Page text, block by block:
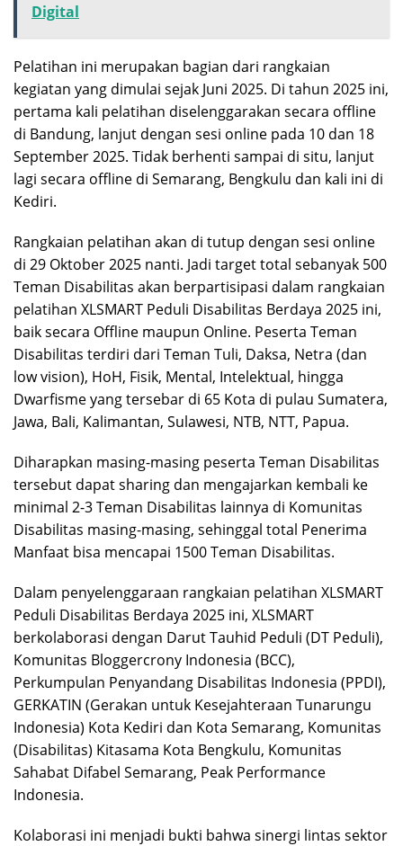
Digital
Pelatihan ini merupakan bagian dari rangkaian
kegiatan yang dimulai sejak Juni 2025. Di tahun 2025 ini,
pertama kali pelatihan diselenggarakan secara offline
di Bandung, lanjut dengan sesi online pada 10 dan 18
September 2025. Tidak berhenti sampai di situ, lanjut
lagi secara offline di Semarang, Bengkulu dan kali ini di
Kediri.
Rangkaian pelatihan akan di tutup dengan sesi online
di 29 Oktober 2025 nanti. Jadi target total sebanyak 500
Teman Disabilitas akan berpartisipasi dalam rangkaian
pelatihan XLSMART Peduli Disabilitas Berdaya 2025 ini,
baik secara Offline maupun Online. Peserta Teman
Disabilitas terdiri dari Teman Tuli, Daksa, Netra (dan
low vision), HoH, Fisik, Mental, Intelektual, hingga
Dwarfisme yang tersebar di 65 Kota di pulau Sumatera,
Jawa, Bali, Kalimantan, Sulawesi, NTB, NTT, Papua.
Diharapkan masing-masing peserta Teman Disabilitas
tersebut dapat sharing dan mengajarkan kembali ke
minimal 2-3 Teman Disabilitas lainnya di Komunitas
Disabilitas masing-masing, sehinggal total Penerima
Manfaat bisa mencapai 1500 Teman Disabilitas.
Dalam penyelenggaraan rangkaian pelatihan XLSMART
Peduli Disabilitas Berdaya 2025 ini, XLSMART
berkolaborasi dengan Darut Tauhid Peduli (DT Peduli),
Komunitas Bloggercrony Indonesia (BCC),
Perkumpulan Penyandang Disabilitas Indonesia (PPDI),
GERKATIN (Gerakan untuk Kesejahteraan Tunarungu
Indonesia) Kota Kediri dan Kota Semarang, Komunitas
(Disabilitas) Kitasama Kota Bengkulu, Komunitas
Sahabat Difabel Semarang, Peak Performance
Indonesia.
Kolaborasi ini menjadi bukti bahwa sinergi lintas sektor